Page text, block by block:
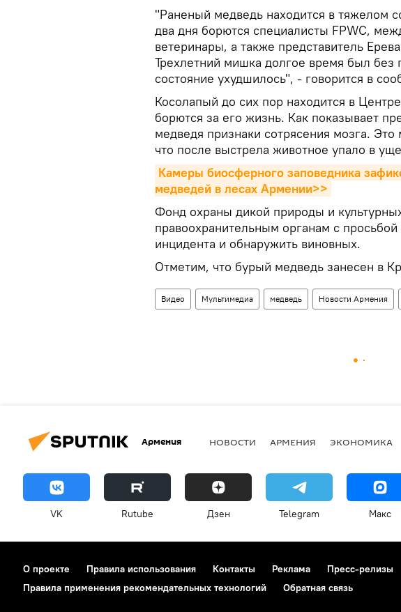
"Раненый медведь находится в тяжелом
два дня борются специалисты FPWC,
ветеринары, а также представитель
Трехлетний мишка долгое время был без
состояние ухудшилось", - говорится в
Косолапый до сих пор находится в
борются за его жизнь. Как показывает
медведя признаки сотрясения мозга.
что после выстрела животное упало в
Камеры биосферного заповедника
медведей в лесах Армении>>
Фонд охраны дикой природы и
правоохранительным органам с просьбой
инцидента и обнаружить виновных.
Отметим, что бурый медведь занесен в
Видео Мультимедиа медведь Новости Армения
Армения НОВОСТИ АРМЕНИЯ ЭКОНОМИКА
VK Rutube Дзен Telegram Макс
О проекте Правила использования Контакты Реклама Пресс-релизы
Правила применения рекомендательных технологий
Обратная связь